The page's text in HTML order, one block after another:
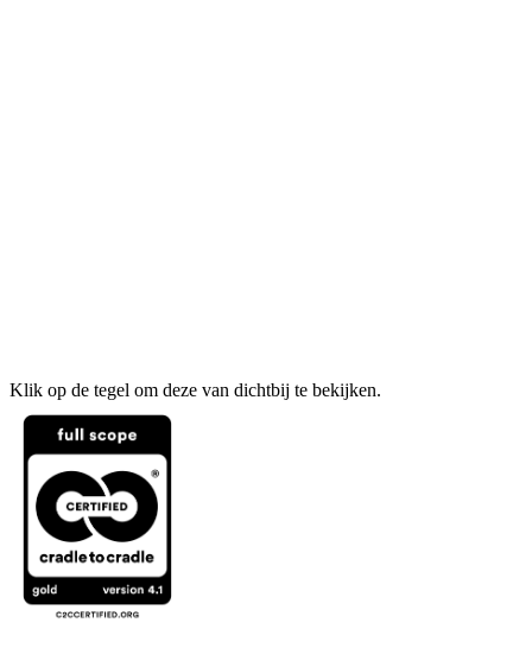
Klik op de tegel om deze van dichtbij te bekijken.